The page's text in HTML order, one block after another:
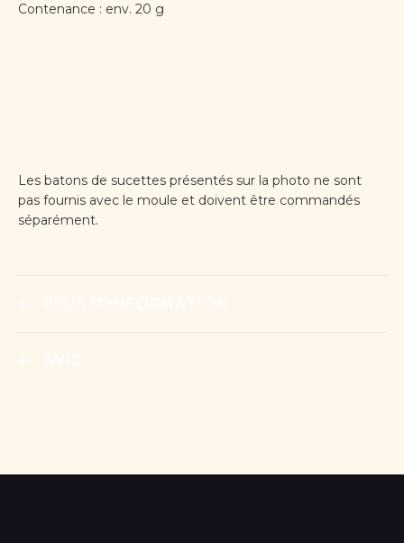
Contenance : env. 20 g
Les batons de sucettes présentés sur la photo ne sont
pas fournis avec le moule et doivent être commandés
séparément.